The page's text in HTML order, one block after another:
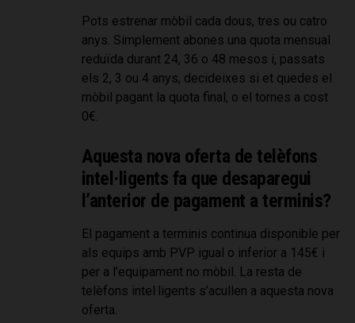
Pots estrenar mòbil cada dous, tres ou catro
anys. Simplement abones una quota mensual
reduïda durant 24, 36 o 48 mesos i, passats
els 2, 3 ou 4 anys, decideixes si et quedes el
mòbil pagant la quota final, o el tornes a cost
0€.
Aquesta nova oferta de telèfons
intel·ligents fa que desaparegui
l’anterior de pagament a terminis?
El pagament a terminis continua disponible per
als equips amb PVP igual o inferior a 145€ i
per a l’equipament no mòbil. La resta de
telèfons intel·ligents s’acullen a aquesta nova
oferta.